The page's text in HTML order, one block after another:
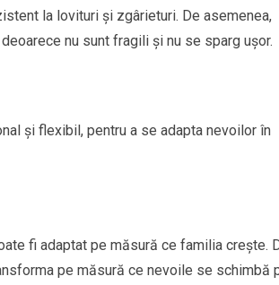
la lovituri și zgârieturi. De asemenea,
nu sunt fragili și nu se sparg ușor.
și flexibil, pentru a se adapta nevoilor în
fi adaptat pe măsură ce familia crește.
pe măsură ce nevoile se schimbă